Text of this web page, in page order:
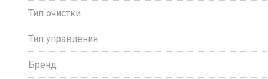
Тип очистки
Тип управления
Бренд